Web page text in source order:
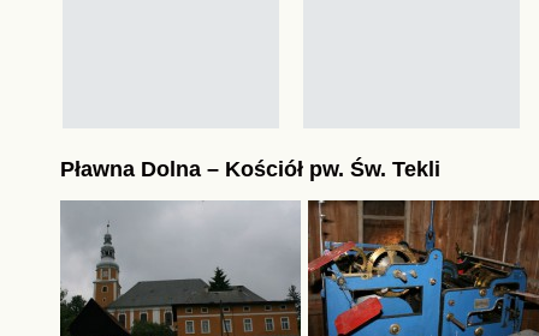
Pławna Dolna – Kościół pw. Św. Tekli